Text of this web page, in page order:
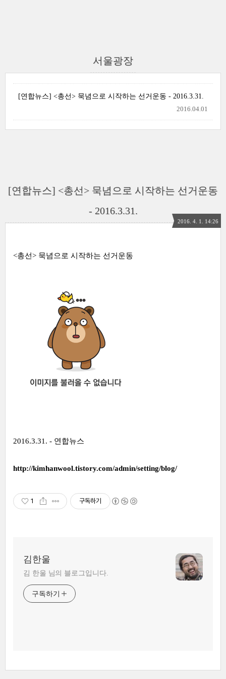
서울광장
[연합뉴스] <총선> 묵념으로 시작하는 선거운동 - 2016.3.31.
2016.04.01
[연합뉴스] <총선> 묵념으로 시작하는 선거운동
- 2016.3.31.
2016. 4. 1. 14:26
<총선> 묵념으로 시작하는 선거운동
2016.3.31. - 연합뉴스
http://kimhanwool.tistory.com/admin/setting/blog/
1 구독하기
김한울
김 한울 님의 블로그입니다.
구독하기